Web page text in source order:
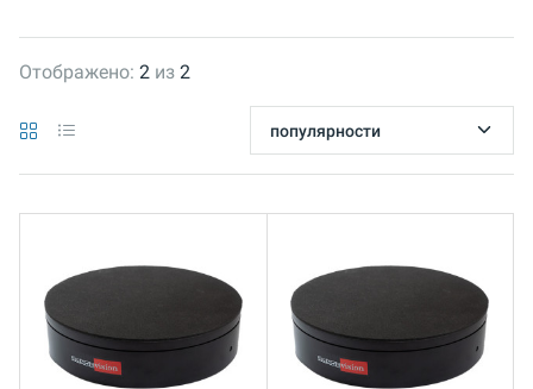
Отображено: 2 из 2